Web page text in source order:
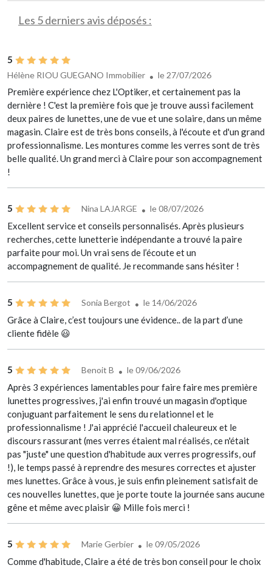
Les 5 derniers avis déposés :
5
Hélène RIOU GUEGANO Immobilier le 27/07/2026
Première expérience chez L'Optiker, et certainement pas la
dernière ! C'est la première fois que je trouve aussi facilement
deux paires de lunettes, une de vue et une solaire, dans un même
magasin. Claire est de très bons conseils, à l'écoute et d'un grand
professionnalisme. Les montures comme les verres sont de très
belle qualité. Un grand merci à Claire pour son accompagnement
!
5 Nina LAJARGE le 08/07/2026
Excellent service et conseils personnalisés. Après plusieurs
recherches, cette lunetterie indépendante a trouvé la paire
parfaite pour moi. Un vrai sens de l’écoute et un
accompagnement de qualité. Je recommande sans hésiter !
5 Sonia Bergot le 14/06/2026
Grâce à Claire, c’est toujours une évidence.. de la part d’une
cliente fidèle 😃
5 Benoit B le 09/06/2026
Après 3 expériences lamentables pour faire faire mes première
lunettes progressives, j'ai enfin trouvé un magasin d'optique
conjuguant parfaitement le sens du relationnel et le
professionnalisme ! J'ai apprécié l'accueil chaleureux et le
discours rassurant (mes verres étaient mal réalisés, ce n'était
pas "juste" une question d'habitude aux verres progressifs, ouf
!), le temps passé à reprendre des mesures correctes et ajuster
mes lunettes. Grâce à vous, je suis enfin pleinement satisfait de
ces nouvelles lunettes, que je porte toute la journée sans aucune
gêne et même avec plaisir 😀 Mille fois merci !
5 Marie Gerbier le 09/05/2026
Comme d'habitude, Claire a été de très bon conseil pour le choix